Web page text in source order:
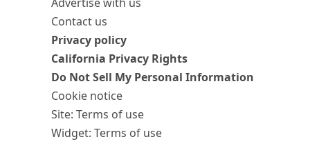
Contact us
Privacy policy
California Privacy Rights
Do Not Sell My Personal Information
Cookie notice
Site: Terms of use
Widget: Terms of use